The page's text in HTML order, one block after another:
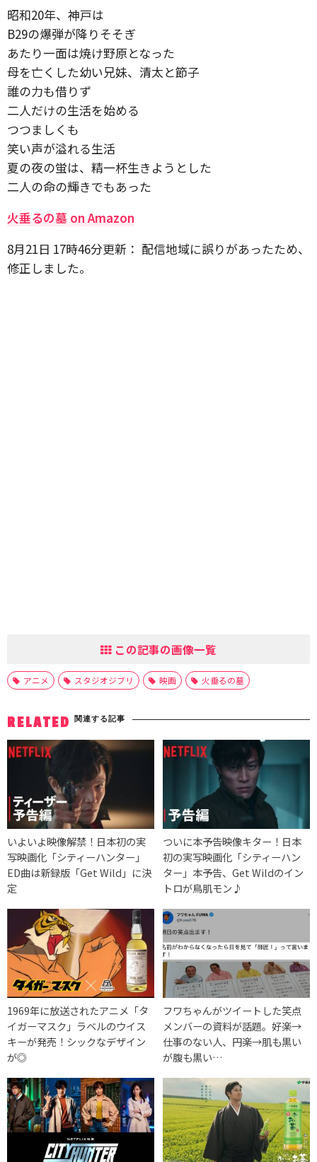
昭和20年、神戸は
B29の爆弾が降りそそぎ
あたり一面は焼け野原となった
母を亡くした幼い兄妹、清太と節子
誰の力も借りず
二人だけの生活を始める
つつましくも
笑い声が溢れる生活
夏の夜の蛍は、精一杯生きようとした
二人の命の輝きでもあった
火垂るの墓 on Amazon
8月21日 17時46分更新： 配信地域に誤りがあったため、
修正しました。
この記事の画像一覧
アニメ スタジオジブリ 映画 火垂るの墓
RELATED 関連する記事
いよいよ映像解禁！日本初の実
写映画化「シティーハンター」
ED曲は新録版「Get Wild」に決
定
ついに本予告映像キター！日本
初の実写映画化「シティーハン
ター」本予告、Get Wildのイン
トロが鳥肌モン♪
1969年に放送されたアニメ「タ
イガーマスク」ラベルのウイス
キーが発売！シックなデザイン
が◎
フワちゃんがツイートした笑点
メンバーの資料が話題。好楽→
仕事のない人、円楽→肌も黒い
が腹も黒い…